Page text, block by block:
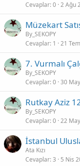
Cevaplar 0 2 Ağu
Müzekart
By_SEKOPY
Cevaplar 1 21
7. Vurmalı
By_SEKOPY
Cevaplar 0 30
Rutkay Aziz
By_SEKOPY
Cevaplar 0 22
İstanbul
Ata Kızı
Cevaplar 3 5 Nis